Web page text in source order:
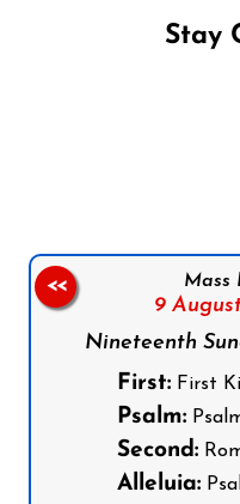
Stay
Mass
9
Nineteenth
First: First
Psalm:
Second:
Alleluia:
<<